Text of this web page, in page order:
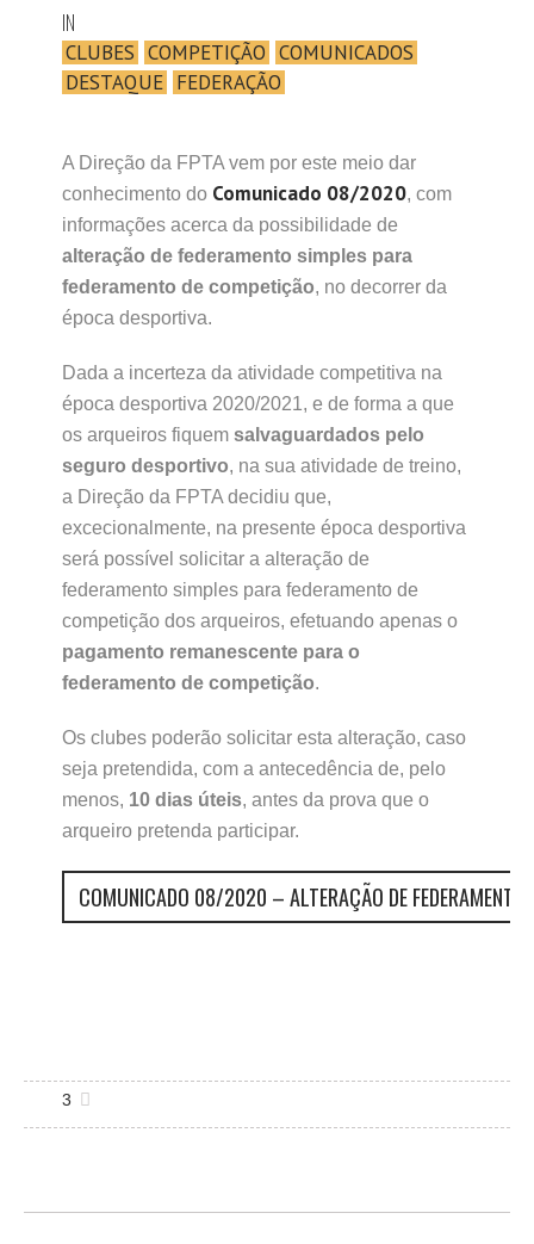
IN
CLUBES COMPETIÇÃO COMUNICADOS
DESTAQUE FEDERAÇÃO
A Direção da FPTA vem por este meio dar
conhecimento do Comunicado 08/2020, com
informações acerca da possibilidade de
alteração de federamento simples para
federamento de competição, no decorrer da
época desportiva.
Dada a incerteza da atividade competitiva na
época desportiva 2020/2021, e de forma a que
os arqueiros fiquem salvaguardados pelo
seguro desportivo, na sua atividade de treino,
a Direção da FPTA decidiu que,
excecionalmente, na presente época desportiva
será possível solicitar a alteração de
federamento simples para federamento de
competição dos arqueiros, efetuando apenas o
pagamento remanescente para o
federamento de competição.
Os clubes poderão solicitar esta alteração, caso
seja pretendida, com a antecedência de, pelo
menos, 10 dias úteis, antes da prova que o
arqueiro pretenda participar.
COMUNICADO 08/2020 – ALTERAÇÃO DE FEDERAMENTO
3